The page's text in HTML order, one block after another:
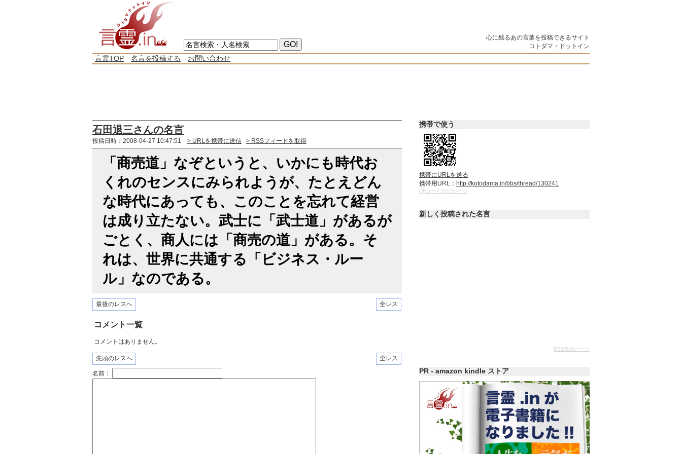
心に残るあの言葉を投稿できるサイト
コトダマ・ドットイン
言霊TOP 名言を投稿する お問い合わせ
石田退三さんの名言
投稿日時：2008-04-27 10:47:51 > URLを携帯に送信 > RSSフィードを取得
「商売道」なぞというと、いかにも時代お
くれのセンスにみられようが、たとえどん
な時代にあっても、このことを忘れて経営
は成り立たない。武士に「武士道」があるが
ごとく、商人には「商売の道」がある。そ
れは、世界に共通する「ビジネス・ルー
ル」なのである。
最後のレスへ 全レス
コメント一覧
コメントはありません。
先頭のレスへ 全レス
名前：
携帯で使う
携帯にURLを送る
携帯用URL： http://kotodama.in/bbs/thread/130241
QRコードブログパーツ
新しく投稿された名言
RSS表示パーツ
PR - amazon kindle ストア